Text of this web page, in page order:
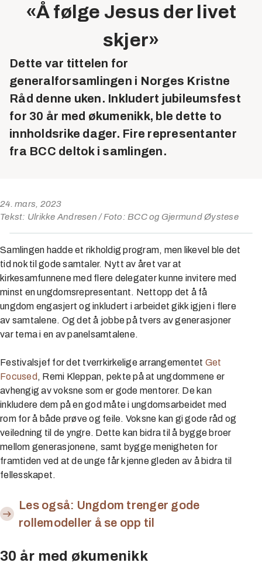
«Å følge Jesus der livet
skjer»
Dette var tittelen for
generalforsamlingen i Norges Kristne
Råd denne uken. Inkludert jubileumsfest
for 30 år med økumenikk, ble dette to
innholdsrike dager. Fire representanter
fra BCC deltok i samlingen.
24. mars, 2023
Tekst: Ulrikke Andresen / Foto: BCC og Gjermund Øystese
Samlingen hadde et rikholdig program, men likevel ble det
tid nok til gode samtaler. Nytt av året var at
kirkesamfunnene med flere delegater kunne invitere med
minst en ungdomsrepresentant. Nettopp det å få
ungdom engasjert og inkludert i arbeidet gikk igjen i flere
av samtalene. Og det å jobbe på tvers av generasjoner
var tema i en av panelsamtalene.
Festivalsjef for det tverrkirkelige arrangementet Get
Focused , Remi Kleppan, pekte på at ungdommene er
avhengig av voksne som er gode mentorer. De kan
inkludere dem på en god måte i ungdomsarbeidet med
rom for å både prøve og feile. Voksne kan gi gode råd og
veiledning til de yngre. Dette kan bidra til å bygge broer
mellom generasjonene, samt bygge menigheten for
framtiden ved at de unge får kjenne gleden av å bidra til
fellesskapet.
Les også: Ungdom trenger gode
rollemodeller å se opp til
30 år med økumenikk